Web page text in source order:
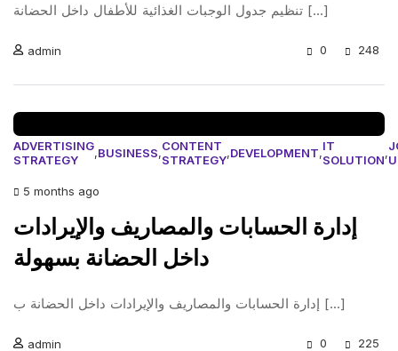
تنظيم جدول الوجبات الغذائية للأطفال داخل الحضانة [...]
admin 0 248
ADVERTISING
STRATEGY
,BUSINESS,CONTENT
STRATEGY,DEVELOPMENT,IT
SOLUTION,
5 months ago
إدارة الحسابات والمصاريف والإيرادات
داخل الحضانة بسهولة
إدارة الحسابات والمصاريف والإيرادات داخل الحضانة ب [...]
admin 0 225